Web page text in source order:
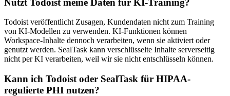
Todoist veröffentlicht Zusagen, Kundendaten nicht zum Training
von KI-Modellen zu verwenden. KI-Funktionen können
Workspace-Inhalte dennoch verarbeiten, wenn sie aktiviert oder
genutzt werden. SealTask kann verschlüsselte Inhalte serverseitig
nicht per KI verarbeiten, weil wir sie nicht entschlüsseln können.
Kann ich Todoist oder SealTask für HIPAA-
regulierte PHI nutzen?